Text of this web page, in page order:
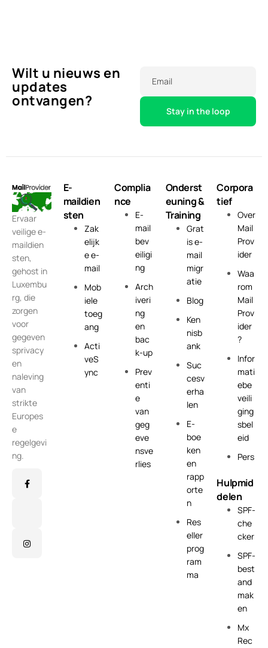
Wilt u nieuws en
updates
ontvangen?
Email
Ervaar
veilige e-
maildien
sten,
gehost in
Luxembu
rg, die
zorgen
voor
gegeven
sprivacy
en
naleving
van
strikte
Europes
e
regelgevi
ng.
E-
maildien
sten
Zak
elijk
e e-
mail
Mob
iele
toeg
ang
Acti
veS
ync
Complia
nce
E-
mail
bev
eiligi
ng
Arch
iveri
ng
en
bac
k-up
Prev
enti
e
van
geg
eve
nsve
rlies
Onderst
euning &
Training
Grat
is e-
mail
migr
atie
Blog
Ken
nisb
ank
Suc
cesv
erha
len
E-
boe
ken
en
rapp
orte
n
Res
eller
prog
ram
ma
Corpora
tief
Over
Mail
Prov
ider
Waa
rom
Mail
Prov
ider
?
Infor
mati
ebe
veili
ging
sbel
eid
Pers
Hulpmid
delen
SPF-
che
cker
SPF-
best
and
mak
en
Mx
Rec